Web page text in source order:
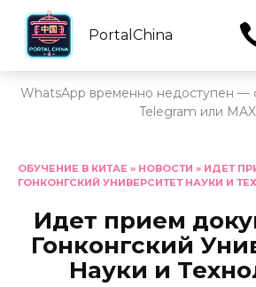
PortalChina
WhatsApp временно недоступен —
Telegram или
содержанию
ОБУЧЕНИЕ В КИТАЕ » НОВОСТИ » ИДЕТ
ГОНКОНГСКИЙ УНИВЕРСИТЕТ НАУКИ И
Идет прием
Гонконгский
Науки и